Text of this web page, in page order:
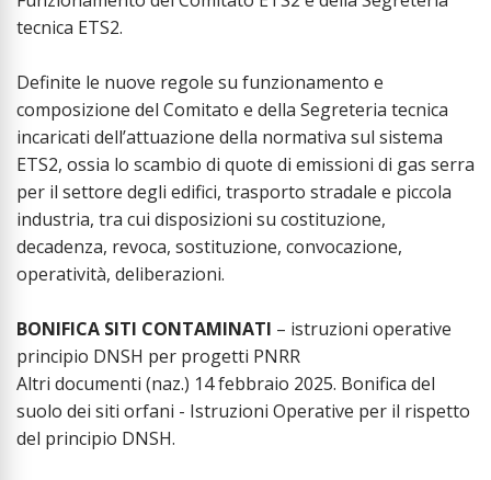
tecnica ETS2.
Definite le nuove regole su funzionamento e
composizione del Comitato e della Segreteria tecnica
incaricati dell’attuazione della normativa sul sistema
ETS2, ossia lo scambio di quote di emissioni di gas serra
per il settore degli edifici, trasporto stradale e piccola
industria, tra cui disposizioni su costituzione,
decadenza, revoca, sostituzione, convocazione,
operatività, deliberazioni.
BONIFICA SITI CONTAMINATI – istruzioni operative
principio DNSH per progetti PNRR
Altri documenti (naz.) 14 febbraio 2025. Bonifica del
suolo dei siti orfani - Istruzioni Operative per il rispetto
del principio DNSH.